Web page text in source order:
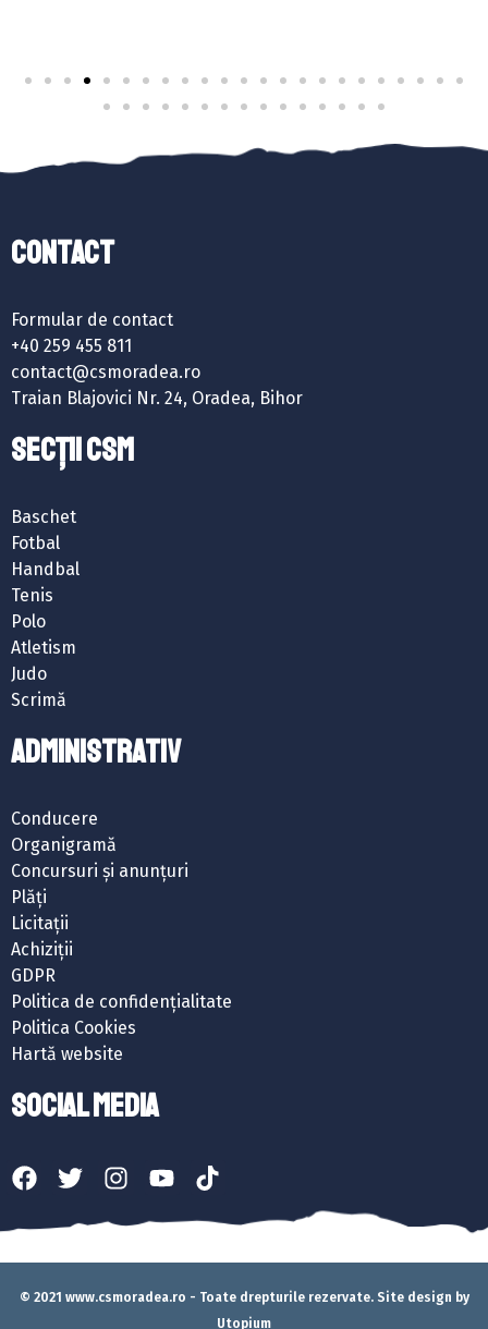
Contact
Formular de contact
+40 259 455 811
contact@csmoradea.ro
Traian Blajovici Nr. 24, Oradea, Bihor
SECȚII CSM
Baschet
Fotbal
Handbal
Tenis
Polo
Atletism
Judo
Scrimă
ADMINISTRATIV
Conducere
Organigramă
Concursuri și anunțuri
Plăți
Licitații
Achiziții
GDPR
Politica de confidențialitate
Politica Cookies
Hartă website
SOCIAL MEDIA
© 2021 www.csmoradea.ro - Toate drepturile rezervate. Site design by
Utopium